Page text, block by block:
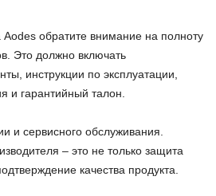
Aodes обратите внимание на полноту
Это должно включать
инструкции по эксплуатации,
и гарантийный талон.
и сервисного обслуживания.
– это не только защита
качества продукта.